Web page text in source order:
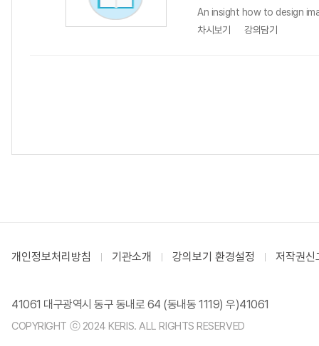
An insight how to design
차시보기
강의담기
개인정보처리방침 기관소개 강의보기 환경설정 저작권신
41061 대구광역시 동구 동내로 64 (동내동 1119) 우)41061
COPYRIGHT ⓒ 2024 KERIS. ALL RIGHTS RESERVED